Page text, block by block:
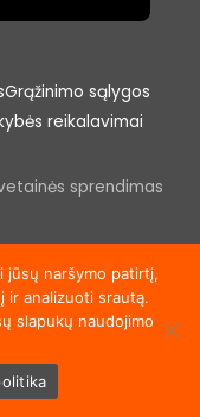
Grąžinimo sąlygos
reikalavimai
sprendimas
jūsų naršymo patirtį,
ir analizuoti srautą.
slapukų naudojimo